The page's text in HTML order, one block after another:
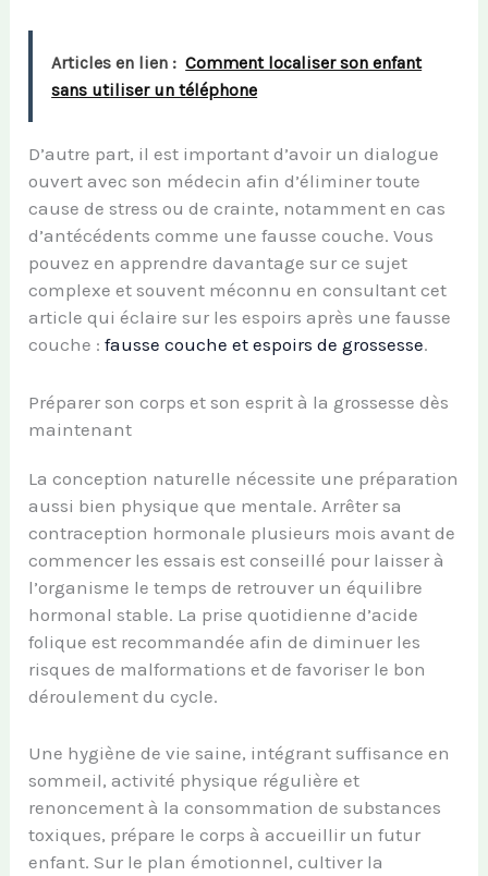
Articles en lien : Comment localiser son enfant
sans utiliser un téléphone
D’autre part, il est important d’avoir un dialogue
ouvert avec son médecin afin d’éliminer toute
cause de stress ou de crainte, notamment en cas
d’antécédents comme une fausse couche. Vous
pouvez en apprendre davantage sur ce sujet
complexe et souvent méconnu en consultant cet
article qui éclaire sur les espoirs après une fausse
couche :fausse couche et espoirs de grossesse.
Préparer son corps et son esprit à la grossesse dès
maintenant
La conception naturelle nécessite une préparation
aussi bien physique que mentale. Arrêter sa
contraception hormonale plusieurs mois avant de
commencer les essais est conseillé pour laisser à
l’organisme le temps de retrouver un équilibre
hormonal stable. La prise quotidienne d’acide
folique est recommandée afin de diminuer les
risques de malformations et de favoriser le bon
déroulement du cycle.
Une hygiène de vie saine, intégrant suffisance en
sommeil, activité physique régulière et
renoncement à la consommation de substances
toxiques, prépare le corps à accueillir un futur
enfant. Sur le plan émotionnel, cultiver la